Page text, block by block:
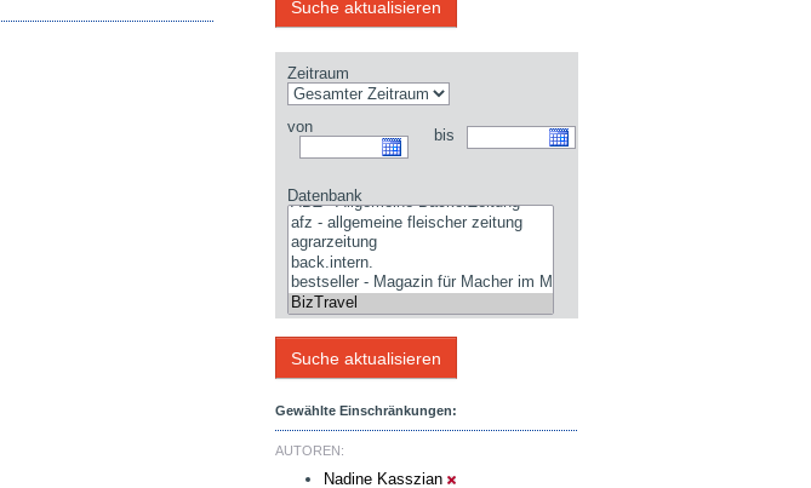
Zeitraum
von bis
Datenbank
Gewählte Einschränkungen:
AUTOREN:
Nadine Kasszian